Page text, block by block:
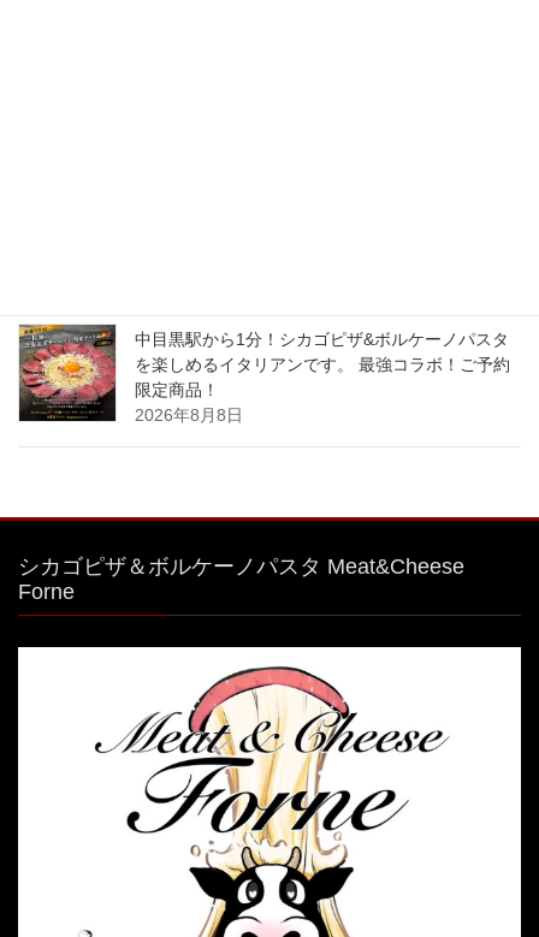
中目黒駅から1分！シカゴピザ&ボルケーノパスタ
を楽しめるイタリアンです。 最強コラボ！ご予約
限定商品！
2026年8月8日
シカゴピザ＆ボルケーノパスタ Meat&Cheese
Forne